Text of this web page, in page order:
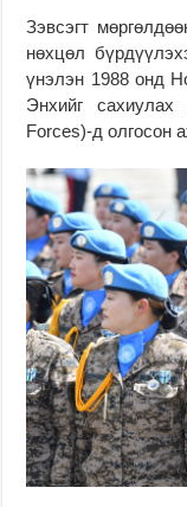
Зэвсэгт
нөхцөл
үнэлэн 1988 онд
Энхийг
Forces)-д олгосон